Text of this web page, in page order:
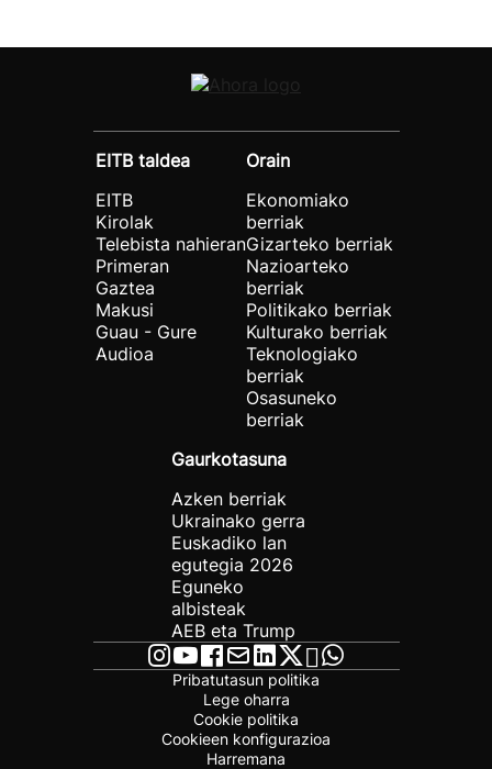
EITB taldea
EITB
Kirolak
Telebista nahieran
Primeran
Gaztea
Makusi
Guau - Gure
Audioa
Orain
Ekonomiako
berriak
Gizarteko berriak
Nazioarteko
berriak
Politikako berriak
Kulturako berriak
Teknologiako
berriak
Osasuneko
berriak
Gaurkotasuna
Azken berriak
Ukrainako gerra
Euskadiko lan
egutegia 2026
Eguneko
albisteak
AEB eta Trump
Pribatutasun politika
Lege oharra
Cookie politika
Cookieen konfigurazioa
Harremana